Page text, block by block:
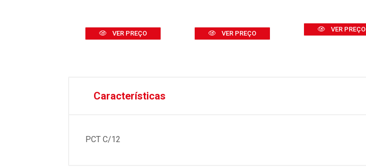
VER PREÇO VER PREÇO
VER PREÇO
Características
PCT C/12